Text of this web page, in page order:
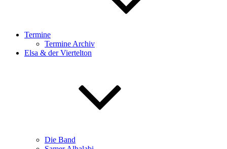
Termine
Termine Archiv
Elsa & der Viertelton
Die Band